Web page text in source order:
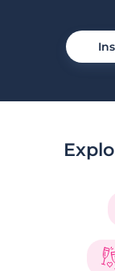
3 minutes
Rencontre